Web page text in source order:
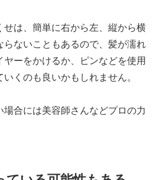
せは、簡単に右から左、縦から横
らないこともあるので、髪が濡れ
ーをかけるか、ピンなどを使用
くのも良いかもしれません。
場合には美容師さんなどプロの力